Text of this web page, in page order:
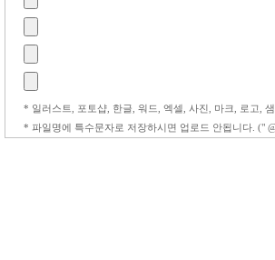
* 일러스트, 포토샵, 한글, 워드, 엑셀, 사진, 마크, 로고,
* 파일명에 특수문자로 저장하시면 업로드 안됩니다. ("